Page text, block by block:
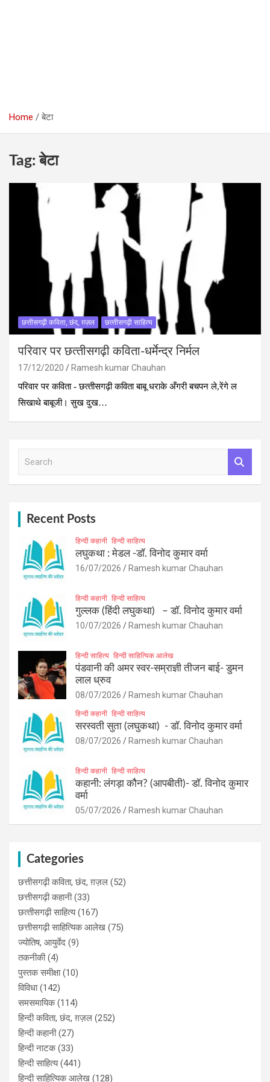
Home बेटा
Tag:बेटा
छत्तीसगढ़ी कविता, छंद, ग़ज़ल छत्‍तीसगढ़ी साहित्‍य
परिवार पर छत्‍तीसगढ़ी कविता-धर्मेन्‍द्र निर्मल
17/12/2020
Ramesh kumar Chauhan
परिवार पर कविता - छत्‍तीसगढ़ी कविता बाबू धराके अँगरी बचपन ले,रेंगे ल
सिखाथे बाबूजी। सुख दुख…
Recent Posts
हिन्दी कहानी हिन्दी साहित्य
लघुकथा : मेडल -डॉ. विनोद कुमार वर्मा
16/07/2026 Ramesh kumar Chauhan
हिन्दी कहानी हिन्दी साहित्य
गुल्लक (हिंदी लघुकथा) – डॉ. विनोद कुमार वर्मा
10/07/2026 Ramesh kumar Chauhan
हिन्दी साहित्य हिन्दी साहित्यिक आलेख
पंडवानी की अमर स्वर-सम्राज्ञी तीजन बाई- डुमन
लाल ध्रुव
08/07/2026 Ramesh kumar Chauhan
हिन्दी कहानी हिन्दी साहित्य
सरस्वती सुता (लघुकथा) ​- डॉ. विनोद कुमार वर्मा
08/07/2026 Ramesh kumar Chauhan
हिन्दी कहानी हिन्दी साहित्य
कहानी: लंगड़ा कौन? (आपबीती)​- डॉ. विनोद कुमार
वर्मा
05/07/2026 Ramesh kumar Chauhan
Categories
छत्तीसगढ़ी कविता, छंद, ग़ज़ल (52)
छत्तीसगढ़ी कहानी(33)
छत्‍तीसगढ़ी साहित्‍य(167)
छत्तीसगढ़ी साहित्यिक आलेख (75)
ज्योतिष, आयुर्वेद (9)
तकनीकी(4)
पुस्‍तक समीक्षा(10)
विविधा(142)
समसमायिक(114)
हिन्दी कविता, छंद, ग़ज़ल (252)
हिन्दी कहानी(27)
हिन्‍दी नाटक(33)
हिन्दी साहित्य(441)
हिन्दी साहित्यिक आलेख (128)